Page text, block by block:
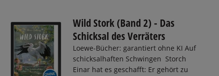
Wild Stork (Band 2) - Das
Schicksal des Verräters
Loewe-Bücher: garantiert ohne KI Auf
schicksalhaften Schwingen Storch
Einar hat es geschafft: Er gehört zu